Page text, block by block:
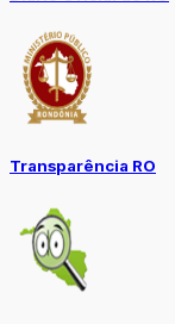
Transparência RO